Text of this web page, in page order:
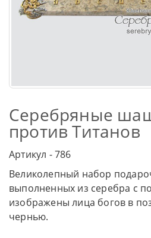
Серебряные
против Титанов
Артикул - 786
Великолепный набор
выполненных из серебра с
изображены лица богов в
чернью.